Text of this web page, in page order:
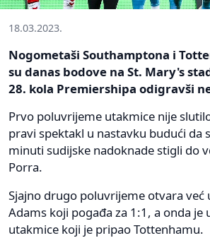
18.03.2023.
Nogometaši Southamptona i
su danas bodove na St. Mary's
28. kola Premiershipa odigravši
Prvo poluvrijeme utakmice nije
pravi spektakl u nastavku budući da
minuti sudijske nadoknade stigli do
Porra.
Sjajno drugo poluvrijeme otvara
Adams koji pogađa za 1:1, a onda je
utakmice koji je pripao Tottenhamu.